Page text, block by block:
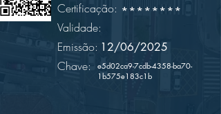
Certificação:
Validade:
Emissão:
Chave:
e5d02ca9-7cdb-4358-ba70-
1b575e183c1b
12/06/2025
********